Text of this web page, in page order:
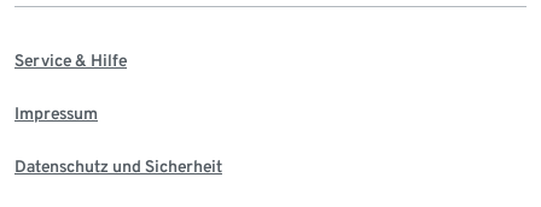
Service & Hilfe
Impressum
Datenschutz und Sicherheit